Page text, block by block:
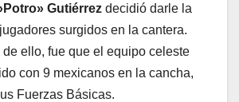
Gutiérrez decidió darle la
surgidos en la cantera.
ello, fue que el equipo celeste
con 9 mexicanos en la cancha,
Fuerzas Básicas.